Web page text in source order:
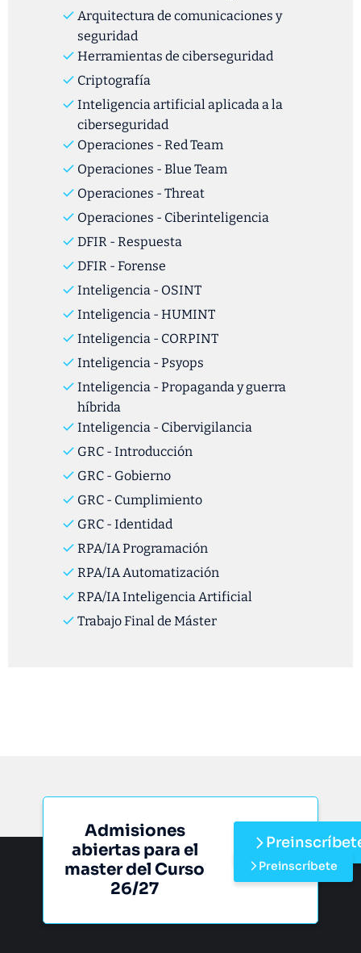
Preinscríbete
Arquitectura de comunicaciones y
seguridad
Herramientas de ciberseguridad
Criptografía
Inteligencia artificial aplicada a la
ciberseguridad
Operaciones - Red Team
Operaciones - Blue Team
Operaciones - Threat
Operaciones - Ciberinteligencia​
DFIR - Respuesta
DFIR - Forense
Inteligencia - OSINT
Inteligencia - HUMINT
Inteligencia - CORPINT
Inteligencia - Psyops
Inteligencia - Propaganda y guerra
híbrida
Inteligencia - Cibervigilancia
GRC - Introducción
GRC - Gobierno
GRC - Cumplimiento
GRC - Identidad
RPA/IA Programación
RPA/IA Automatización
RPA/IA Inteligencia Artificial
Trabajo Final de Máster
Admisiones
abiertas para el
master del Curso
26/27